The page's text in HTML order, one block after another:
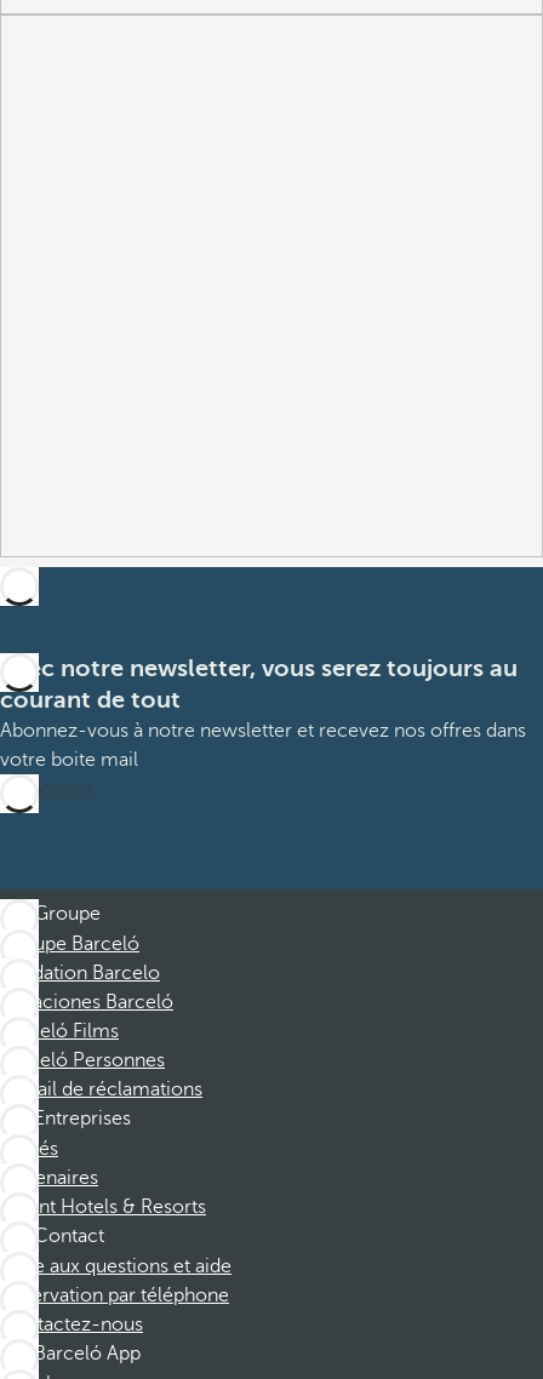
Avec notre newsletter, vous serez toujours au
courant de tout
Abonnez-vous à notre newsletter et recevez nos offres dans
votre boite mail
M’abonner
Groupe
Groupe Barceló
Fondation Barcelo
Vacaciones Barceló
Barceló Films
Barceló Personnes
Portail de réclamations
Entreprises
Affiliés
Partenaires
Dorint Hotels & Resorts
Contact
Foire aux questions et aide
Réservation par téléphone
Contactez-nous
Barceló App